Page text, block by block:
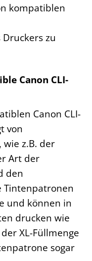
kompatiblen
zu
Canon CLI-
Canon CLI-
von
z.B. der
Art der
den
Tintenpatronen
und können in
drucken wie
XL-Füllmenge
sogar